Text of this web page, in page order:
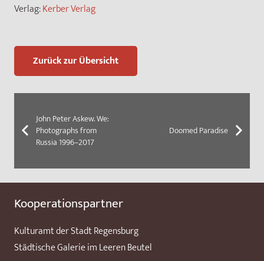
Verlag:Kerber Verlag
Zurück zur Übersicht
John Peter Askew. We:
Photographs from
Russia 1996–2017
Doomed Paradise
Kooperationspartner
Kulturamt der Stadt Regensburg
Städtische Galerie im Leeren Beutel